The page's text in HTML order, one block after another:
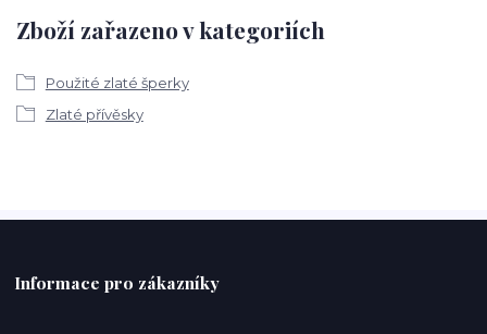
Zboží zařazeno v kategoriích
Použité zlaté šperky
Zlaté přívěsky
Informace pro zákazníky